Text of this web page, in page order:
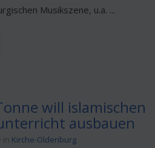
Musikszene, u.a. ...
will islamischen
ausbauen
in Kirche-Oldenburg